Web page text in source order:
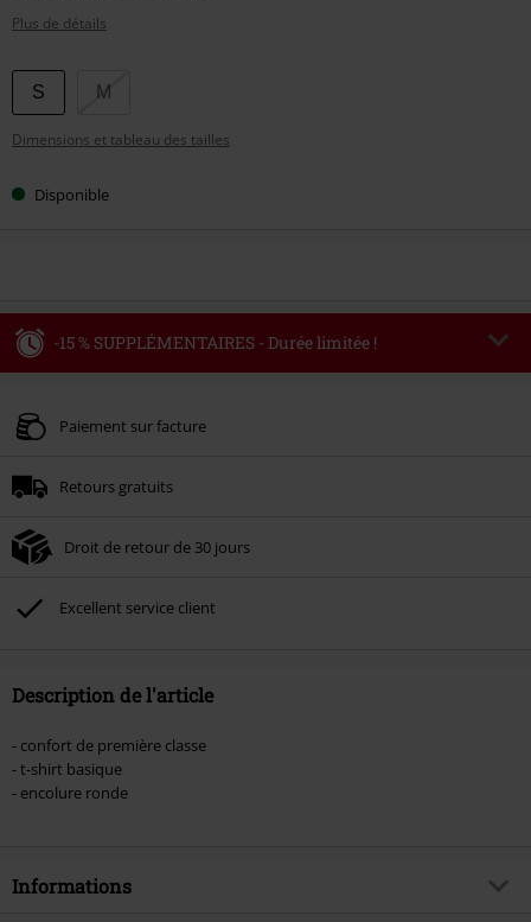
Plus de détails
Choisissez
votre
taille
S M
Dimensions et tableau des tailles
Disponible
-15 % SUPPLÉMENTAIRES - Durée limitée !
Valable jusqu'au 09/08/2026
Une fois le code saisi, la réduction sera automatiquement déduite à la fin de
Non cumulable avec dautres promotions. Non valable sur : les livres, les
Broilers, Die Ärzte, Die Toten Hosen, Metality, les bons d'achat et les articles
incluant un don.
Paiement sur facture
Retours gratuits
Droit de retour de 30 jours
Excellent service client
Description de l'article
- confort de première classe
- t-shirt basique
- encolure ronde
Informations